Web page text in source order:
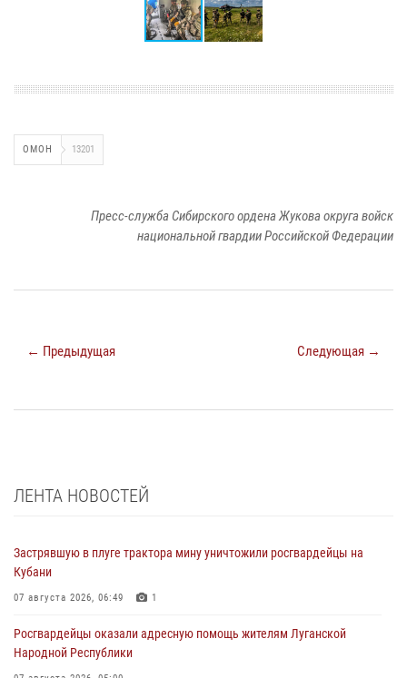
ОМОН 13201
Пресс-служба Сибирского ордена Жукова округа войск
национальной гвардии Российской Федерации
← Предыдущая Следующая →
ЛЕНТА НОВОСТЕЙ
Застрявшую в плуге трактора мину уничтожили росгвардейцы на
Кубани
07 августа 2026, 06:49 1
Росгвардейцы оказали адресную помощь жителям Луганской
Народной Республики